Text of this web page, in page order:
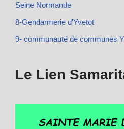
Seine Normande
8-Gendarmerie d'Yvetot
9- communauté de communes
Le Lien